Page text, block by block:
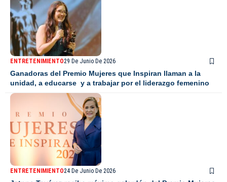
ENTRETENIMIENTO29 De Junio De 2026
Ganadoras del Premio Mujeres que Inspiran llaman a la
unidad, a educarse y a trabajar por el liderazgo femenino
ENTRETENIMIENTO24 De Junio De 2026